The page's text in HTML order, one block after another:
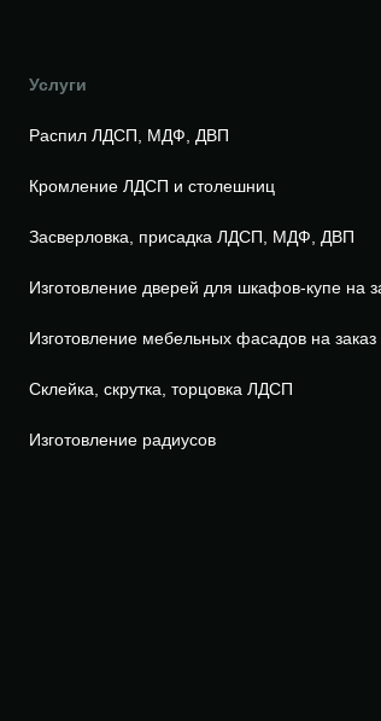
Услуги
Распил ЛДСП, МДФ, ДВП
Кромление ЛДСП и столешниц
Засверловка, присадка ЛДСП, МДФ, ДВП
Изготовление дверей для шкафов-купе на
Изготовление мебельных фасадов на заказ
Склейка, скрутка, торцовка ЛДСП
Изготовление радиусов